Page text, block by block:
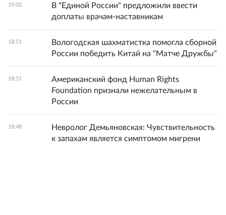
19:02
В "Единой России" предложили ввести
доплаты врачам-наставникам
18:51
Вологодская шахматистка помогла сборной
России победить Китай на "Матче Дружбы"
18:51
Американский фонд Human Rights
Foundation признали нежелательным в
России
18:48
Невролог Демьяновская: Чувствительность
к запахам является симптомом мигрени